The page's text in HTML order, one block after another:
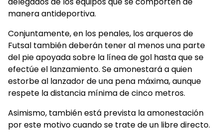
manera antideportiva.
Conjuntamente, en los penales, los arqueros de
Futsal también deberán tener al menos una parte
del pie apoyada sobre la línea de gol hasta que se
efectúe el lanzamiento. Se amonestará a quien
estorbe al lanzador de una pena máxima, aunque
respete la distancia mínima de cinco metros.
Asimismo, también está prevista la amonestación
por este motivo cuando se trate de un libre directo.